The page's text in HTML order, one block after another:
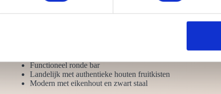
reden bespreken we graag jouw wensen zodat we Juist leveren
Functioneel ronde bar
Landelijk met authentieke houten fruitkisten
Modern met eikenhout en zwart staal